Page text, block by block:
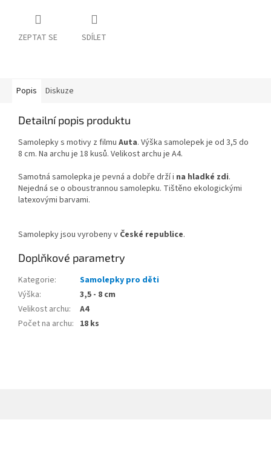
ZEPTAT SE SDÍLET
Popis Diskuze
Detailní popis produktu
Samolepky s motivy z filmu Auta. Výška samolepek je od 3,5 do
8 cm. Na archu je 18 kusů. Velikost archu je A4.
Samotná samolepka je pevná a dobře drží i na hladké zdi.
Nejedná se o oboustrannou samolepku. Tištěno ekologickými
latexovými barvami.
Samolepky jsou vyrobeny v České republice.
Doplňkové parametry
Kategorie:
Samolepky pro děti
Výška:
3,5 - 8 cm
Velikost archu:
A4
Počet na archu: 18 ks